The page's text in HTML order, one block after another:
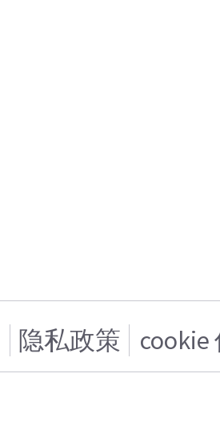
隐私政策 cookie